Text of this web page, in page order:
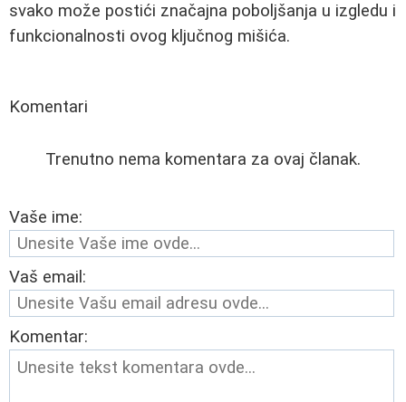
svako može postići značajna poboljšanja u izgledu i
funkcionalnosti ovog ključnog mišića.
Komentari
Trenutno nema komentara za ovaj članak.
Vaše ime:
Vaš email:
Komentar: